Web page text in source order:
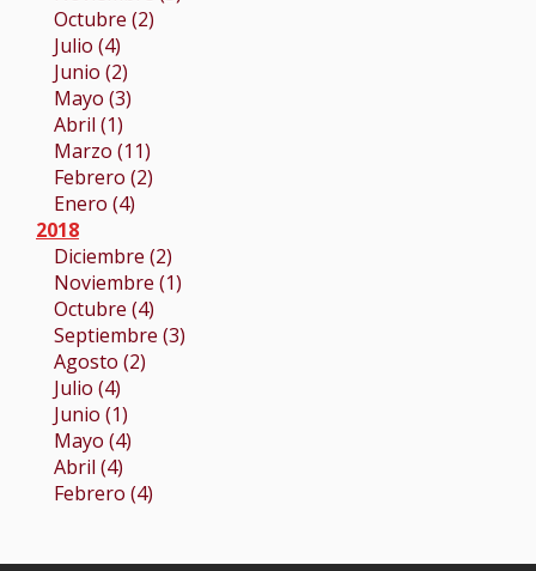
Octubre (2)
Julio (4)
Junio (2)
Mayo (3)
Abril (1)
Marzo (11)
Febrero (2)
Enero (4)
2018
Diciembre (2)
Noviembre (1)
Octubre (4)
Septiembre (3)
Agosto (2)
Julio (4)
Junio (1)
Mayo (4)
Abril (4)
Febrero (4)